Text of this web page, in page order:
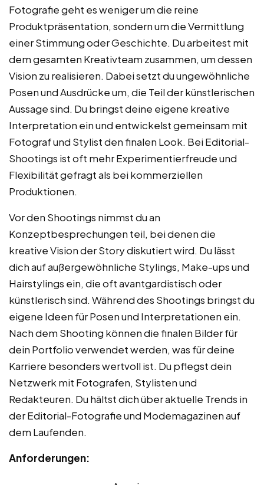
Fotografie geht es weniger um die reine
Produktpräsentation, sondern um die Vermittlung
einer Stimmung oder Geschichte. Du arbeitest mit
dem gesamten Kreativteam zusammen, um dessen
Vision zu realisieren. Dabei setzt du ungewöhnliche
Posen und Ausdrücke um, die Teil der künstlerischen
Aussage sind. Du bringst deine eigene kreative
Interpretation ein und entwickelst gemeinsam mit
Fotograf und Stylist den finalen Look. Bei Editorial-
Shootings ist oft mehr Experimentierfreude und
Flexibilität gefragt als bei kommerziellen
Produktionen.
Vor den Shootings nimmst du an
Konzeptbesprechungen teil, bei denen die
kreative Vision der Story diskutiert wird. Du lässt
dich auf außergewöhnliche Stylings, Make-ups und
Hairstylings ein, die oft avantgardistisch oder
künstlerisch sind. Während des Shootings bringst du
eigene Ideen für Posen und Interpretationen ein.
Nach dem Shooting können die finalen Bilder für
dein Portfolio verwendet werden, was für deine
Karriere besonders wertvoll ist. Du pflegst dein
Netzwerk mit Fotografen, Stylisten und
Redakteuren. Du hältst dich über aktuelle Trends in
der Editorial-Fotografie und Modemagazinen auf
dem Laufenden.
Anforderungen: